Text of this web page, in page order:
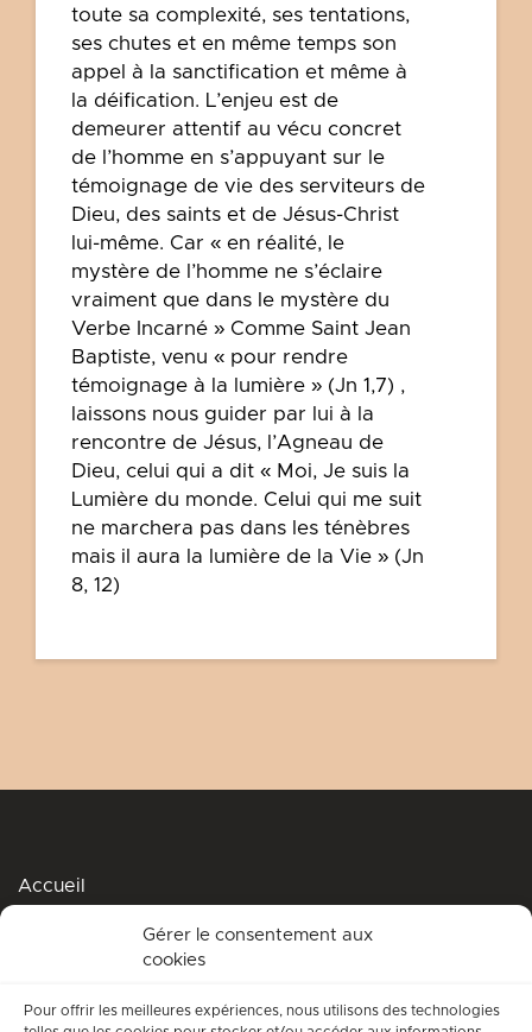
Gérer le consentement aux
cookies
Pour offrir les meilleures expériences, nous utilisons des technologies
toute sa complexité, ses tentations,
ses chutes et en même temps son
appel à la sanctification et même à
la déification. L’enjeu est de
demeurer attentif au vécu concret
de l’homme en s’appuyant sur le
témoignage de vie des serviteurs de
Dieu, des saints et de Jésus-Christ
lui-même. Car « en réalité, le
mystère de l’homme ne s’éclaire
vraiment que dans le mystère du
Verbe Incarné » Comme Saint Jean
Baptiste, venu « pour rendre
témoignage à la lumière » (Jn 1,7) ,
laissons nous guider par lui à la
rencontre de Jésus, l’Agneau de
Dieu, celui qui a dit « Moi, Je suis la
Lumière du monde. Celui qui me suit
ne marchera pas dans les ténèbres
mais il aura la lumière de la Vie » (Jn
8, 12)
Accueil
Accompagnement spirituel